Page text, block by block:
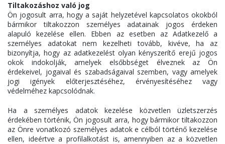
Tiltakozáshoz való jog
Ön jogosult arra, hogy a saját helyzetével kapcsolatos okokból
bármikor tiltakozzon személyes adatainak jogos érdeken
alapuló kezelése ellen. Ebben az esetben az Adatkezelő a
személyes adatokat nem kezelheti tovább, kivéve, ha az
bizonyítja, hogy az adatkezelést olyan kényszerítő erejű jogos
okok indokolják, amelyek elsőbbséget élveznek az Ön
érdekeivel, jogaival és szabadságaival szemben, vagy amelyek
jogi igények előterjesztéséhez, érvényesítéséhez vagy
védelméhez kapcsolódnak.
Ha a személyes adatok kezelése közvetlen üzletszerzés
érdekében történik, Ön jogosult arra, hogy bármikor tiltakozzon
az Önre vonatkozó személyes adatok e célból történő kezelése
ellen, ideértve a profilalkotást is, amennyiben az a közvetlen